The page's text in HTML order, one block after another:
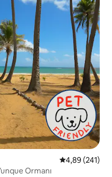
5 üzerinden
4,89 (241)
Ormanı